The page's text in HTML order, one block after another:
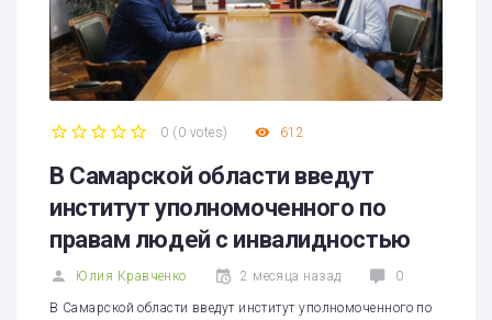
0 ( 0 votes) 612
В Самарской области введут
институт уполномоченного по
правам людей с инвалидностью
Юлия Кравченко 2 месяца назад 0
В Самарской области введут институт уполномоченного по